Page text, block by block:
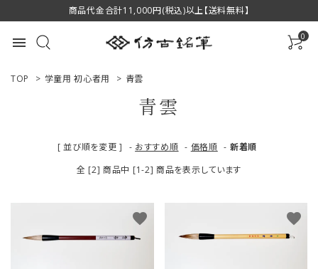
商品代金合計11,000円(税込)以上【送料無料】
menu 0
ACCOUNT MENU
TOP > 学童用 初心者用 > 青雲
青雲
[ 並び順を変更 ] - おすすめ順 - 価格順 - 新着順
全 [2] 商品中 [1-2] 商品を表示しています
favorite favorite